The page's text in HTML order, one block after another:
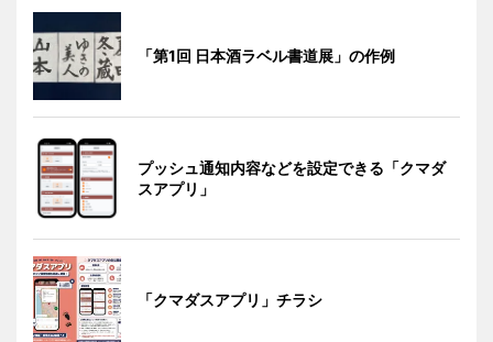
「第1回 日本酒ラベル書道展」の作例
プッシュ通知内容などを設定できる「クマダ
スアプリ」
「クマダスアプリ」チラシ